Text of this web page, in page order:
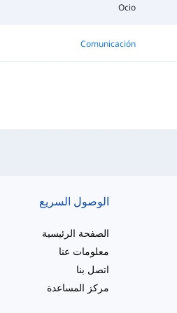
Ocio
Comunicación
الوصول السريع
الصفحة الرئيسية
معلومات عنا
اتصل بنا
مركز المساعدة